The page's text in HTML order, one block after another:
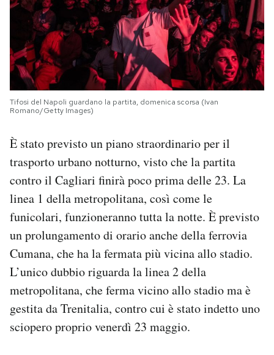
Tifosi del Napoli guardano la partita, domenica scorsa (Ivan
Romano/Getty Images)
È stato previsto un piano straordinario per il
trasporto urbano notturno, visto che la partita
contro il Cagliari finirà poco prima delle 23. La
linea 1 della metropolitana, così come le
funicolari, funzioneranno tutta la notte. È previsto
un prolungamento di orario anche della ferrovia
Cumana, che ha la fermata più vicina allo stadio.
L’unico dubbio riguarda la linea 2 della
metropolitana, che ferma vicino allo stadio ma è
gestita da Trenitalia, contro cui è stato indetto uno
sciopero proprio venerdì 23 maggio.